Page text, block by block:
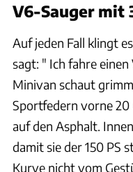
V6-Sauger mit
Auf jeden Fall klingt
sagt: " Ich fahre
Minivan schaut
Sportfedern vorne
auf den Asphalt.
damit sie der 150 PS
Kurve nicht vom